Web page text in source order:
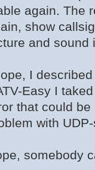
again. The
show
and sound
I
Easy I
that could
with
somebody